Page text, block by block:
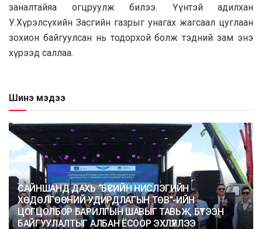
заналтайяа огцруулж билээ. Үүнтэй адилхан
У.Хүрэлсүхийн Засгийн газрыг унагах жагсаал цуглаан
зохион байгуулсан нь тодорхой болж тэдний зам энэ
хүрээд саллаа.
Шинэ мэдээ
САЙНШАНД ДАХЬ “БҮСИЙН НИСЛЭГИЙН
ХӨДӨЛГӨӨНИЙ УДИРДЛАГЫН ТӨВ”-ИЙН
ЦОГЦОЛБОР БАРИЛГЫН ШАВЫГ ТАВЬЖ, БҮТЭЭН
БАЙГУУЛАЛТЫГ АЛБАН ЁСООР ЭХЛҮҮЛЛЭЭ